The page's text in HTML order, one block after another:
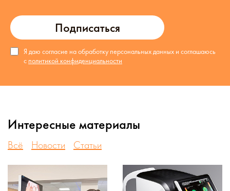
Подписаться
Я даю согласие на обработку персональных данных и соглашаюсь
с политикой конфиденциальности
Интересные материалы
Всё Новости Статьи